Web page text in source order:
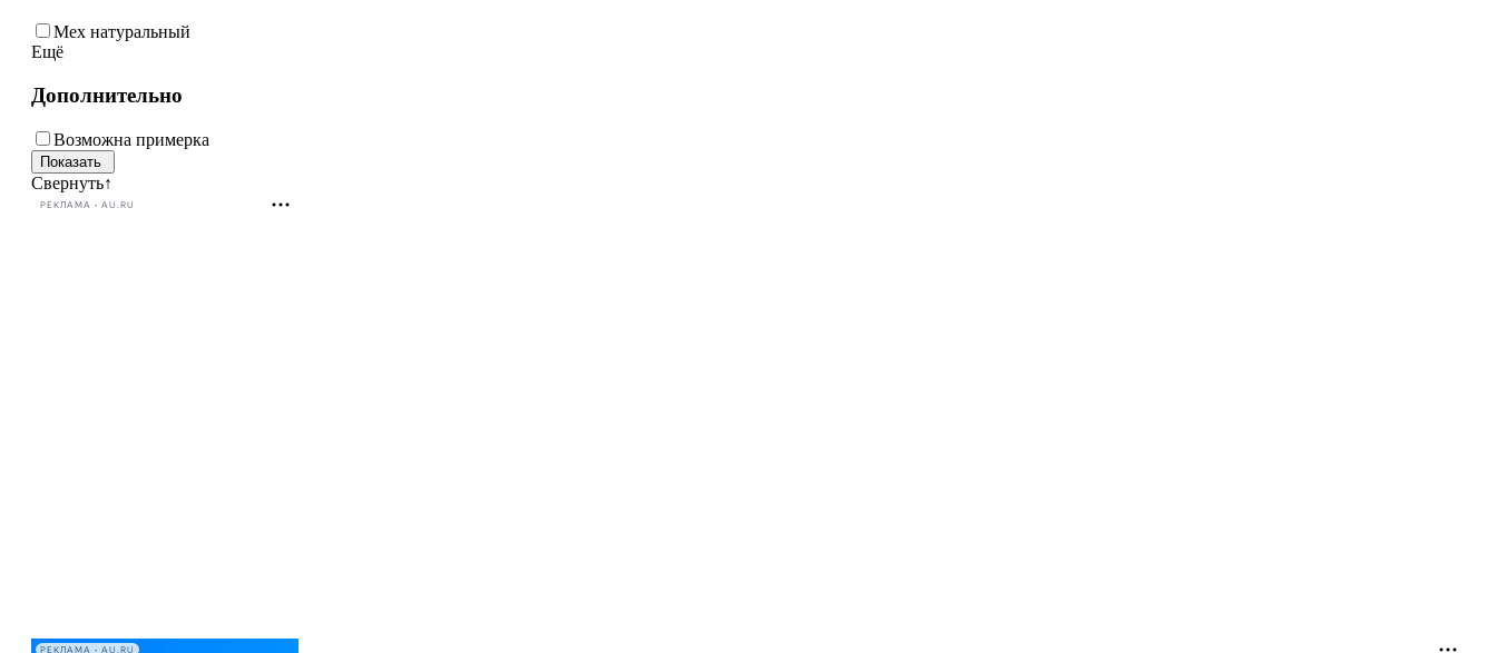
Мех натуральный
Ещё
Дополнительно
Возможна примерка
Свернуть↑
РЕКЛАМА • AU.RU
РЕКЛАМА • AU.RU